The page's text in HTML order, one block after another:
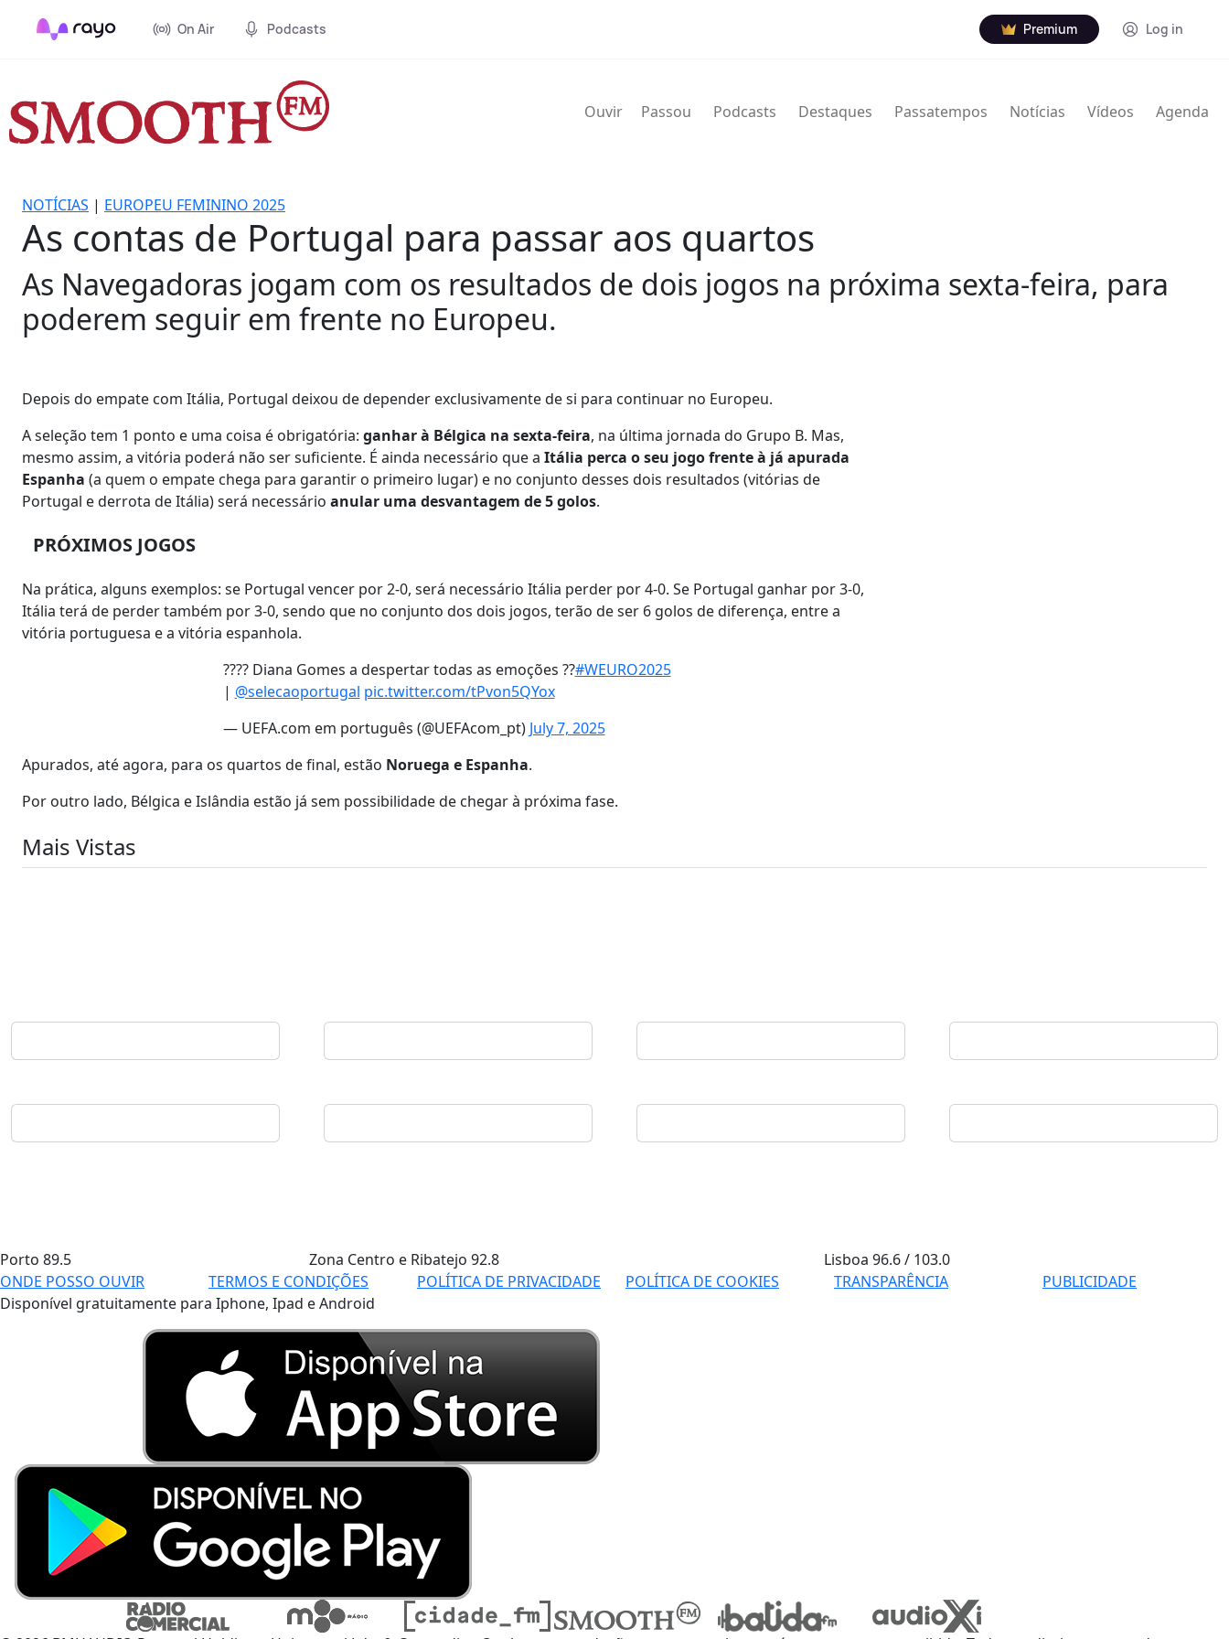
On Air Podcasts Premium Log in
Ouvir Passou Podcasts Destaques Passatempos Notícias Vídeos Agenda
NOTÍCIAS | EUROPEU FEMININO 2025
As contas de Portugal para passar aos quartos
As Navegadoras jogam com os resultados de dois jogos na próxima sexta-feira, para
poderem seguir em frente no Europeu.
Depois do empate com Itália, Portugal deixou de depender exclusivamente de si para continuar no Europeu.
A seleção tem 1 ponto e uma coisa é obrigatória: ganhar à Bélgica na sexta-feira, na última jornada do Grupo B. Mas,
mesmo assim, a vitória poderá não ser suficiente. É ainda necessário que a Itália perca o seu jogo frente à já apurada
Espanha (a quem o empate chega para garantir o primeiro lugar) e no conjunto desses dois resultados (vitórias de
Portugal e derrota de Itália) será necessário anular uma desvantagem de 5 golos.
PRÓXIMOS JOGOS
Na prática, alguns exemplos: se Portugal vencer por 2-0, será necessário Itália perder por 4-0. Se Portugal ganhar por 3-0,
Itália terá de perder também por 3-0, sendo que no conjunto dos dois jogos, terão de ser 6 golos de diferença, entre a
vitória portuguesa e a vitória espanhola.
???? Diana Gomes a despertar todas as emoções ??#WEURO2025
| @selecaoportugal pic.twitter.com/tPvon5QYox
— UEFA.com em português (@UEFAcom_pt) July 7, 2025
Apurados, até agora, para os quartos de final, estão Noruega e Espanha.
Por outro lado, Bélgica e Islândia estão já sem possibilidade de chegar à próxima fase.
Mais Vistas
Porto 89.5 Zona Centro e Ribatejo 92.8 Lisboa96.6 / 103.0
ONDE POSSO OUVIR
TERMOS E CONDIÇÕES POLÍTICA DE PRIVACIDADE POLÍTICA DE COOKIES TRANSPARÊNCIA
PUBLICIDADE
Disponível gratuitamente para Iphone, Ipad e Android